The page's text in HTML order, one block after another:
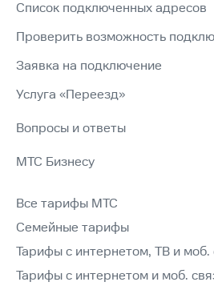
Список подключенных адресов
Проверить возможность
Заявка на подключение
Услуга «Переезд»
Вопросы и ответы
МТС Бизнесу
Все тарифы МТС
Семейные тарифы
Тарифы с интернетом, ТВ и моб.
Тарифы с интернетом и моб.